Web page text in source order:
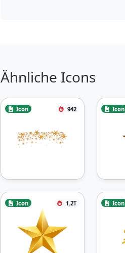
Ähnliche Icons
Icon 942 Icon
Icon 1.2T Icon